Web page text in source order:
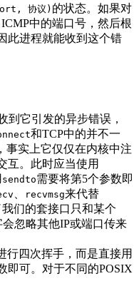
协议) 的状态。如果对
中的端口号，然后根
此进程就能收到这个错
到它引发的异步错误，
和TCP中的并不一
事实上它仅仅在内核中注
互。此时应当使用
sendto需要将第5个参数即
recvmsg来代替
们的套接口只和某个
忽略其他IP或端口传来
行四次挥手，而是直接用
即可。对于不同的POSIX